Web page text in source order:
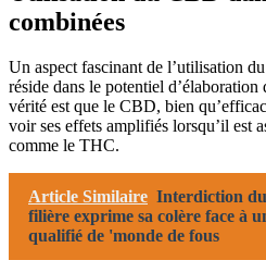
combinées
Un aspect fascinant de l’utilisation
réside dans le potentiel
vérité est que le CBD, bien
voir ses effets amplifiés lorsqu’il est
comme le THC.
Article Similaire Interdiction
filière exprime sa colère face à
qualifié de 'monde de fous